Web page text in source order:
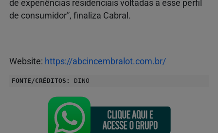
de experiências residenciais voltadas a esse perfil
de consumidor”, finaliza Cabral.
Website: https://abcincembralot.com.br/
FONTE/CRÉDITOS: DINO